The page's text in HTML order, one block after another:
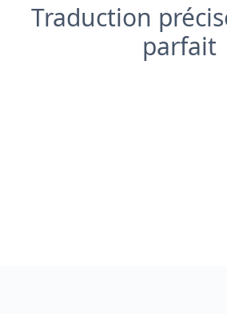
Traduction
parfait